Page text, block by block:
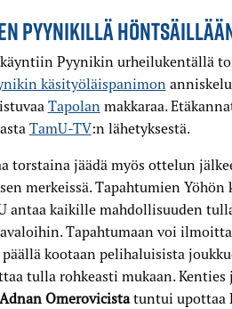
PYYNIKILLÄ
Pyynikin urheilukentällä
käsityöläispanimon
Tapolan makkaraa.
TamU-TV:n lähetyksestä.
torstaina jäädä myös ottelun
merkeissä. Tapahtumien Yöhön
antaa kaikille mahdollisuuden
Tapahtumaan voi
kootaan pelihaluisista
tulla rohkeasti mukaan. Kenties
Adnan Omerovicistatuntui upottaa